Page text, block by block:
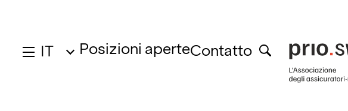
IT Posizioni aperteContatto